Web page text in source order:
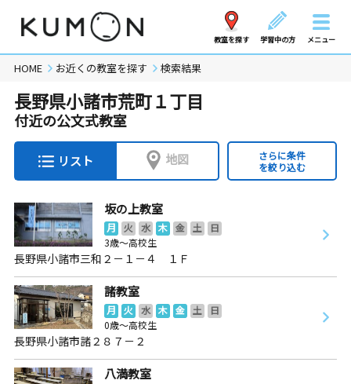
教室を探す 学習中の方 メニュー
HOME お近くの教室を探す 検索結果
長野県小諸市荒町１丁目
付近の公文式教室
リスト 地図
さらに条件
を絞り込む
坂の上教室
月 火 水 木 金 土
日
3歳～高校生
長野県小諸市三和２－１－４ １Ｆ
諸教室
月 火 水 木 金 土
日
0歳～高校生
長野県小諸市諸２８７－２
八満教室